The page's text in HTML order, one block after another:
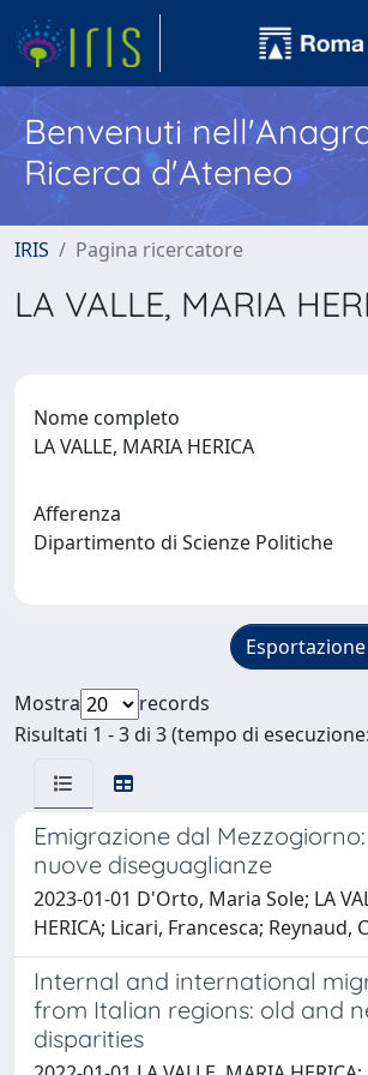
Benvenuti
Ricerca d'Ateneo
IRIS Pagina ricercatore
LA VALLE, MARIA
Nome completo
LA VALLE, MARIA HERICA
Afferenza
Dipartimento di Scienze Politiche
Esportazione
Mostra
records
Risultati 1 - 3 di 3 (tempo di
Emigrazione dal
nuove diseguaglianze
2023-01-01 D'Orto, Maria Sole; LA
HERICA; Licari, Francesca; Reynaud,
Internal and international
from Italian regions: old and
disparities